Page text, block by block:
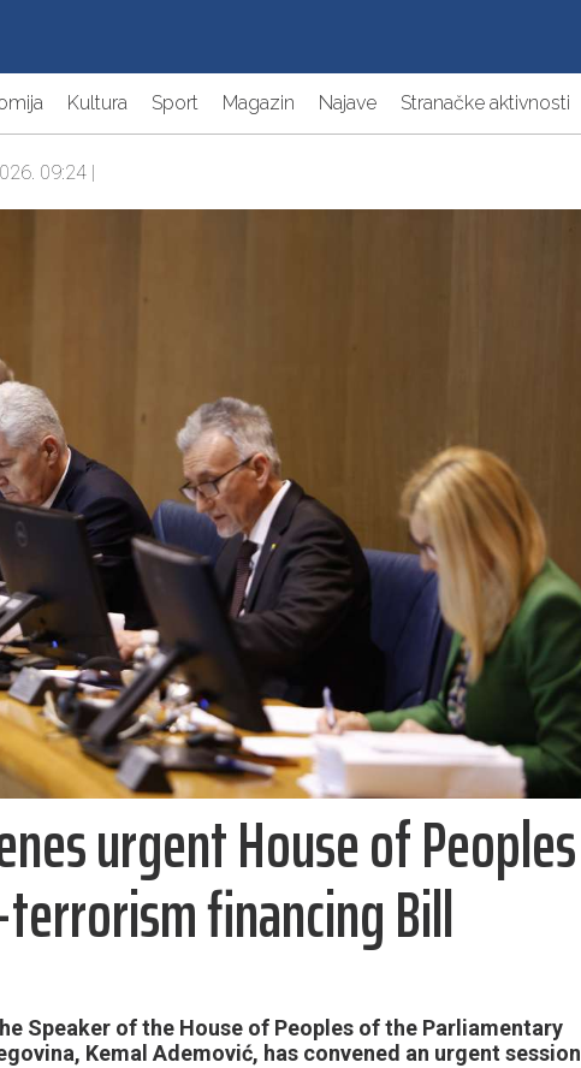
Kultura Sport Magazin Najave Stranačke aktivnosti
09:24 |
urgent House of Peoples
financing Bill
Speaker of the House of Peoples of the Parliamentary
Kemal Ademović, has convened an urgent session